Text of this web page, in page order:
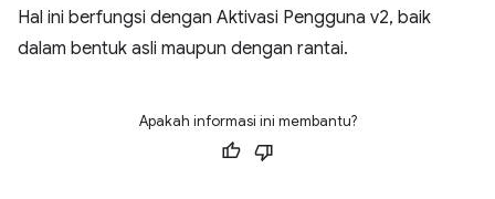
Hal ini berfungsi dengan Aktivasi Pengguna v2, baik
dalam bentuk asli maupun dengan rantai.
Apakah informasi ini membantu?